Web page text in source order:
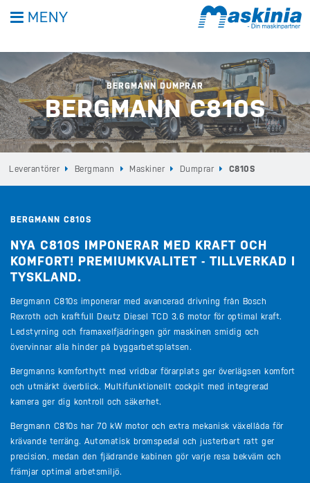
MENY
BERGMANN DUMPRAR
BERGMANN C810S
Leverantörer Bergmann Maskiner Dumprar C810S
BERGMANN C810S
NYA C810S IMPONERAR MED KRAFT OCH
KOMFORT! PREMIUMKVALITET - TILLVERKAD I
TYSKLAND.
Bergmann C810s imponerar med avancerad drivning från Bosch
Rexroth och kraftfull Deutz Diesel TCD 3.6 motor för optimal kraft.
Ledstyrning och framaxelfjädringen gör maskinen smidig och
övervinnar alla hinder på byggarbetsplatsen.
Bergmanns komforthytt med vridbar förarplats ger överlägsen komfort
och utmärkt överblick. Multifunktionellt cockpit med integrerad
kamera ger dig kontroll och säkerhet.
Bergmann C810s har 70 kW motor och extra mekanisk växellåda för
krävande terräng. Automatisk bromspedal och justerbart ratt ger
precision, medan den fjädrande kabinen gör varje resa bekväm och
främjar optimal arbetsmiljö.